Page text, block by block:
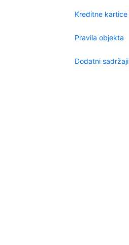
Kreditne kartice
Pravila objekta
Dodatni sadržaji